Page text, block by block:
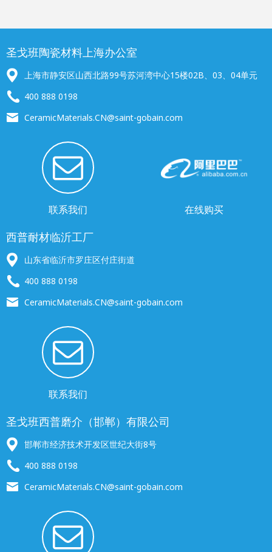
圣戈班陶瓷材料上海办公室
上海市静安区山西北路99号苏河湾中心15楼02B、03、04单元
400 888 0198
CeramicMaterials.CN@saint-gobain.com
联系我们 在线购买
西普耐材临沂工厂
山东省临沂市罗庄区付庄街道
400 888 0198
CeramicMaterials.CN@saint-gobain.com
联系我们
圣戈班西普磨介（邯郸）有限公司
邯郸市经济技术开发区世纪大街8号
400 888 0198
CeramicMaterials.CN@saint-gobain.com